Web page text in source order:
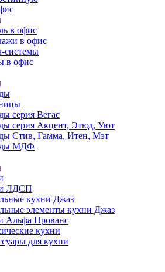
в офис
в офис
системы
в офис
серия Вегас
серия Акцент, Этюд, Уют
Стив, Гамма, Итен, Мэт
МДФ
ЛДСП
кухни Джаз
элементы кухни Джаз
Альфа Прованс
кухни
для кухни